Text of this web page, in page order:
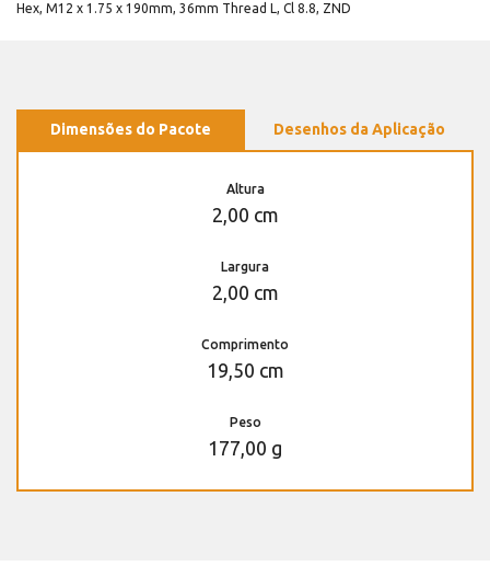
Hex, M12 x 1.75 x 190mm, 36mm Thread L, Cl 8.8, ZND
Dimensões do Pacote Desenhos da Aplicação
Altura
2,00 cm
Largura
2,00 cm
Comprimento
19,50 cm
Peso
177,00 g